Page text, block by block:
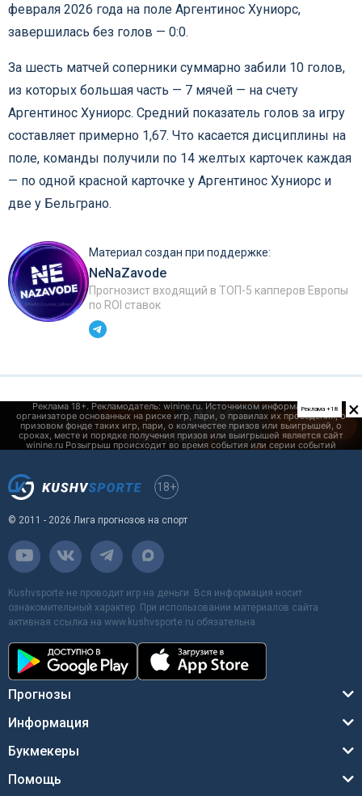
февраля 2026 года на поле Аргентинос Хуниорс,
завершилась без голов — 0:0.
За шесть матчей соперники суммарно забили 10 голов,
из которых большая часть — 7 мячей — на счету
Аргентинос Хуниорс. Средний показатель голов за игру
составляет примерно 1,67. Что касается дисциплины на
поле, команды получили по 14 желтых карточек каждая
— по одной красной карточке у Аргентинос Хуниорс и
две у Бельграно.
Материал создан при поддержке:
NeNaZavode
Прогнозист входящий в ТОП-5 капперов Европы
по ROI ставок
×
Реклама +18
18+
© 2011 - 2026 Лига прогнозов на спорт
Kushvsporte не проводит игр на деньги. Вся информация носит
ознакомительный характер. При использовании материалов сайта
активная ссылка на www.kushvsporte.ru обязательна
Прогнозы
Информация
Букмекеры
Помощь